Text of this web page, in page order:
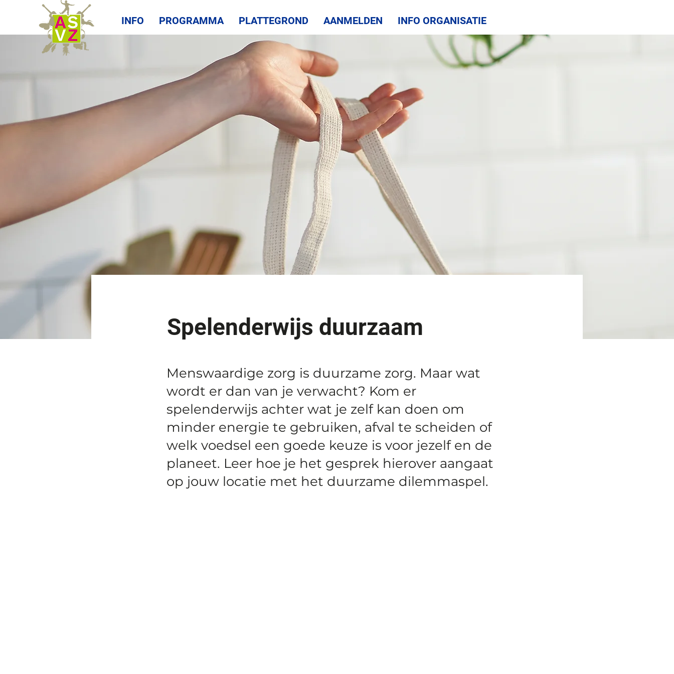
INFO PROGRAMMA PLATTEGROND AANMELDEN INFO ORGANISATIE
Spelenderwijs duurzaam
Menswaardige zorg is duurzame zorg. Maar wat
wordt er dan van je verwacht? Kom er
spelenderwijs achter wat je zelf kan doen om
minder energie te gebruiken, afval te scheiden of
welk voedsel een goede keuze is voor jezelf en de
planeet. Leer hoe je het gesprek hierover aangaat
op jouw locatie met het duurzame dilemmaspel.